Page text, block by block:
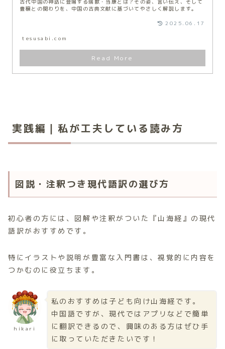
豊穣との関わりを、中国の古典文献に基づいてやさしく解説します。
tesusabi.com
2025.06.17
実践編｜私が工夫している読み方
図説・注釈つき現代語訳の選び方
初心者の方には、図解や注釈がついた『山海経』の現代
語訳がおすすめです。
特にイラストや説明が豊富な入門書は、視覚的に内容を
つかむのに役立ちます。
hikari
私のおすすめは子ども向け山海経です。
中国語ですが、現代ではアプリなどで簡単
に翻訳できるので、興味のある方はぜひ手
に取っていただきたいです！